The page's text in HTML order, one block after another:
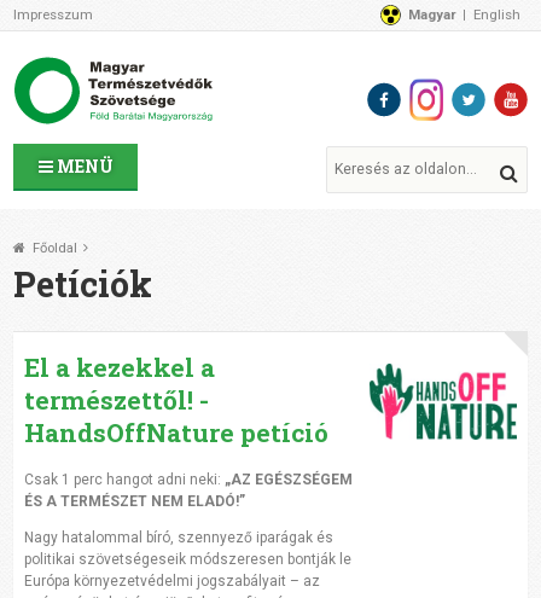
MENÜ
Impresszum Magyar English
Az MTVSZ-ről
Programok
MTVSZ ügyek és események
Tagszervezetek
Támogatóink
CSATLAKOZZ hozzánk!
1%
Adományozz!
Főoldal
Petíciók
El a kezekkel a
természettől! -
HandsOffNature petíció
Csak 1 perc hangot adni neki: „AZ EGÉSZSÉGEM
ÉS A TERMÉSZET NEM ELADÓ!”
Nagy hatalommal bíró, szennyező iparágak és
politikai szövetségeseik módszeresen bontják le
Európa környezetvédelmi jogszabályait – az